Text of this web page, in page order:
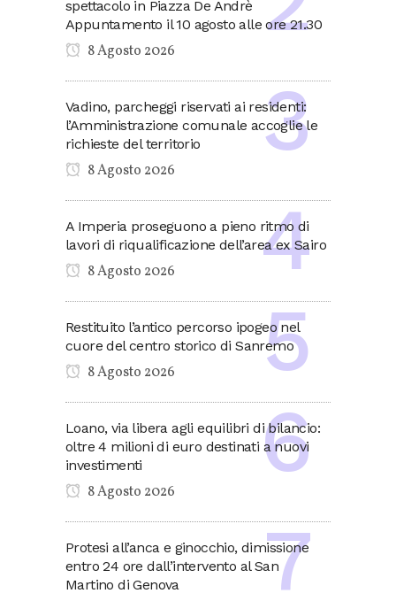
spettacolo in Piazza De Andrè
Appuntamento il 10 agosto alle ore 21.30
8 Agosto 2026
Vadino, parcheggi riservati ai residenti:
l’Amministrazione comunale accoglie le
richieste del territorio
8 Agosto 2026
A Imperia proseguono a pieno ritmo di
lavori di riqualificazione dell’area ex Sairo
8 Agosto 2026
Restituito l’antico percorso ipogeo nel
cuore del centro storico di Sanremo
8 Agosto 2026
Loano, via libera agli equilibri di bilancio:
oltre 4 milioni di euro destinati a nuovi
investimenti
8 Agosto 2026
Protesi all’anca e ginocchio, dimissione
entro 24 ore dall’intervento al San
Martino di Genova